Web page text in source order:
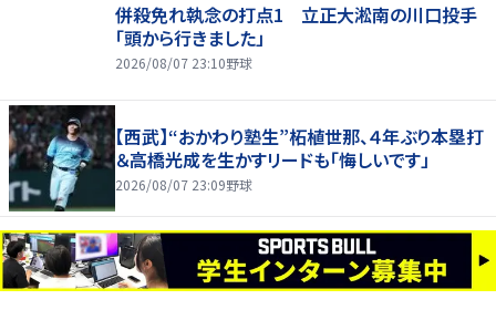
併殺免れ執念の打点1 立正大淞南の川口投手
「頭から行きました」
2026/08/07 23:10野球
【西武】“おかわり塾生”柘植世那、４年ぶり本塁打
＆高橋光成を生かすリードも「悔しいです」
2026/08/07 23:09野球